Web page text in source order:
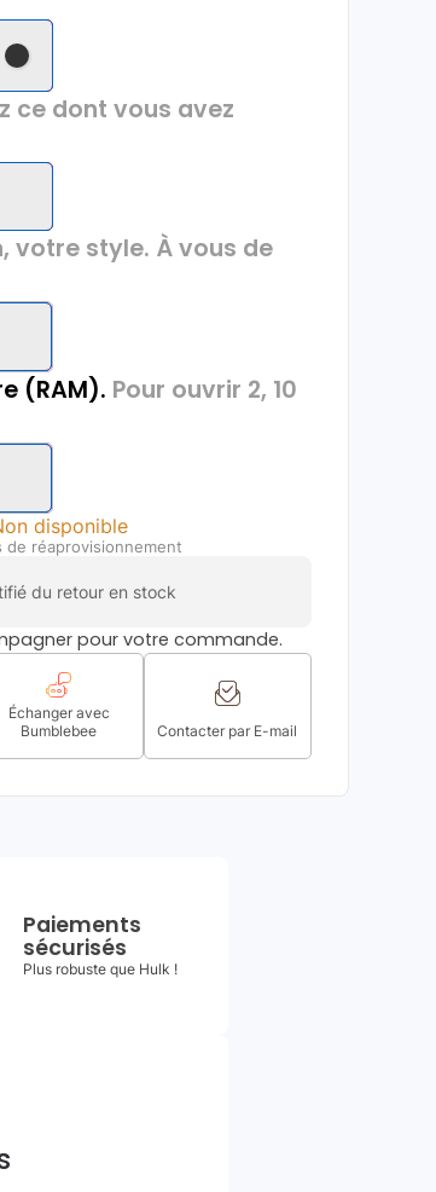
ce dont vous avez
votre style. À vous de
(RAM). Pour ouvrir 2, 10
disponible
de réaprovisionnement
du retour en stock
pour votre commande.
Échanger avec
Bumblebee
Contacter par E-mail
Paiements
sécurisés
Plus robuste que Hulk !